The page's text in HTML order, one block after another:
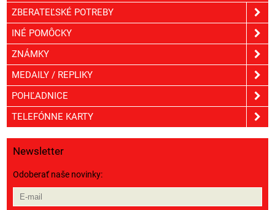
ZBERATEĽSKÉ POTREBY
INÉ POMÔCKY
ZNÁMKY
MEDAILY / REPLIKY
POHĽADNICE
TELEFÓNNE KARTY
Newsletter
Odoberať naše novinky: